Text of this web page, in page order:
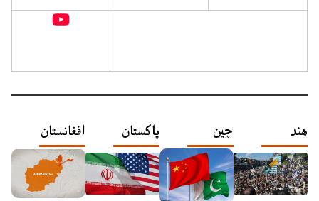
افغانستان پاکستان چين هند